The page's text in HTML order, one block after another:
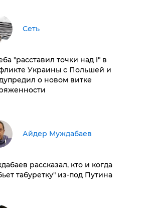
Сеть
"расставил точки над і" в
Украины с Польшей и
о новом витке
Айдер Муждабаев
рассказал, кто и когда
табуретку" из-под Путина